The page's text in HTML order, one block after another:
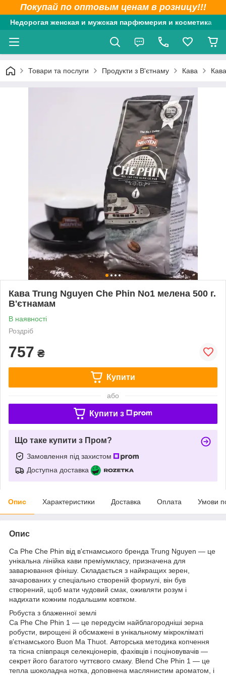
Покупай по оптовым ценам в розницу!!!
Недорогая женская и мужская парфюмерия и косметика
Товари та послуги Продукти з В'єтнаму Кава
Кава Trung Nguyen Che Phin No1 мелена 500 г.
В'єтнамам
В наявності
Роздріб
757 ₴
Купити
або
Купити з
Що таке купити з Пром?
Замовлення під захистом
Доступна доставка
Опис Характеристики Доставка Оплата Умови
Опис
Ca Phe Che Phin від в'єтнамського бренда Trung Nguyen — це
унікальна лінійка кави преміумкласу, призначена для
заварювання фінішу. Складається з найкращих зерен,
зачарованих у спеціально створеній формулі, він був
створений, щоб мати чудовий смак, оживляти розум і
надихати кожним подальшим ковтком.
Робуста з блаженної землі
Ca Phe Che Phin 1 — це передусім найблагородніші зерна
робусти, вирощені й обсмажені в унікальному мікрокліматі
в'єтнамського Buon Ma Thuot. Авторська методика копчення
та тісна співпраця селекціонерів, фахівців і поціновувачів —
секрет його багатого чуттєвого смаку. Blend Che Phin 1 — це
тепла шоколадна нотка, доповнена маслянистим ароматом, і